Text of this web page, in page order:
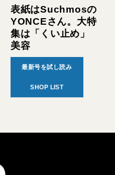
表紙はSuchmosの
YONCEさん。大特
集は「くい止め」
美容
最新号を試し読み
SHOP LIST